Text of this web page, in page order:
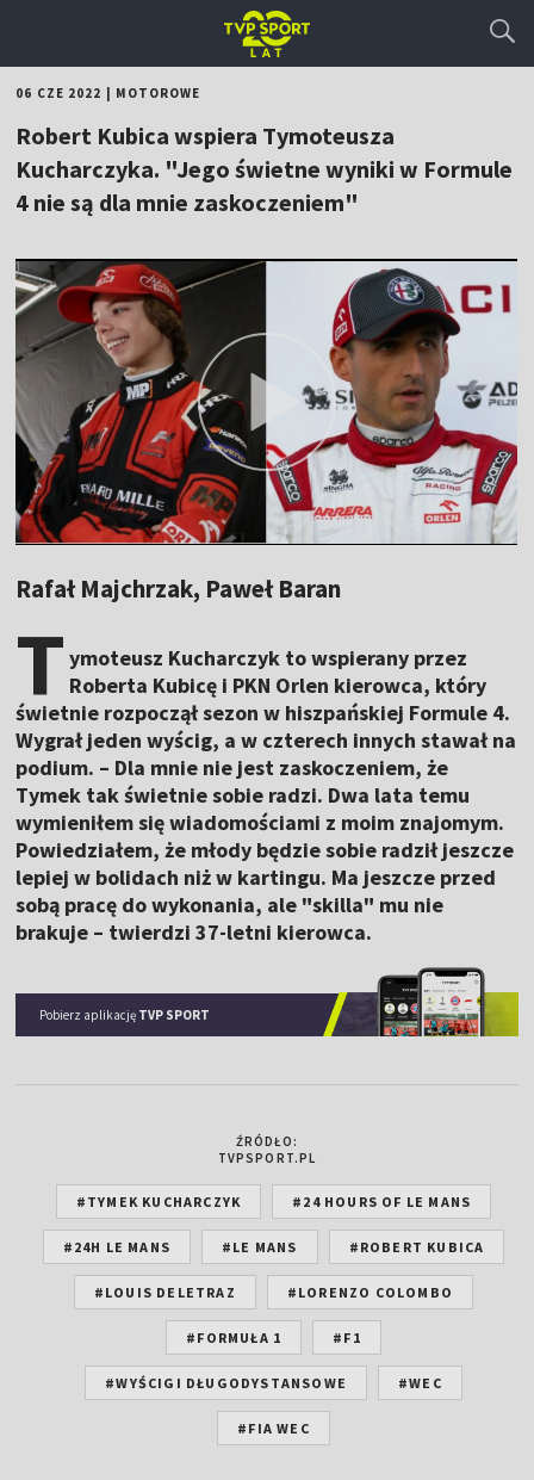
06 CZE 2022 MOTOROWE
Robert Kubica wspiera Tymoteusza
Kucharczyka. "Jego świetne wyniki w Formule
4 nie są dla mnie zaskoczeniem"
Rafał Majchrzak, Paweł Baran
T ymoteusz Kucharczyk to wspierany przez
Roberta Kubicę i PKN Orlen kierowca, który
świetnie rozpoczął sezon w hiszpańskiej Formule 4.
Wygrał jeden wyścig, a w czterech innych stawał na
podium. – Dla mnie nie jest zaskoczeniem, że
Tymek tak świetnie sobie radzi. Dwa lata temu
wymieniłem się wiadomościami z moim znajomym.
Powiedziałem, że młody będzie sobie radził jeszcze
lepiej w bolidach niż w kartingu. Ma jeszcze przed
sobą pracę do wykonania, ale "skilla" mu nie
brakuje – twierdzi 37-letni kierowca.
Pobierz aplikację TVP SPORT
ŹRÓDŁO:
TVPSPORT.PL
#TYMEK KUCHARCZYK #24 HOURS OF LE MANS
#24H LE MANS #LE MANS #ROBERT KUBICA
#LOUIS DELETRAZ #LORENZO COLOMBO
#FORMUŁA 1 #F1
#WYŚCIGI DŁUGODYSTANSOWE #WEC
#FIA WEC